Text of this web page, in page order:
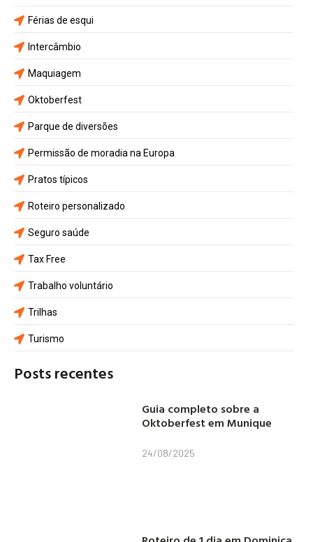
Férias de esqui
Intercâmbio
Maquiagem
Oktoberfest
Parque de diversões
Permissão de moradia na Europa
Pratos típicos
Roteiro personalizado
Seguro saúde
Tax Free
Trabalho voluntário
Trilhas
Turismo
Posts recentes
Guia completo sobre a
Oktoberfest em Munique
24/08/2025